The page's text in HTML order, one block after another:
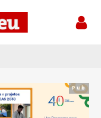
Pub